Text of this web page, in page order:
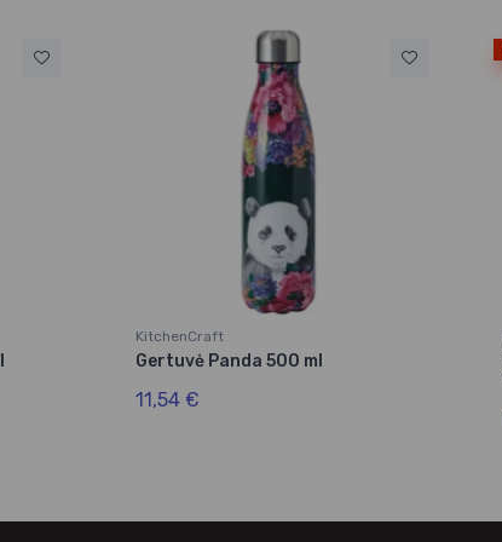
KitchenCraft
Gertuvė Panda 500 ml
11,54 €